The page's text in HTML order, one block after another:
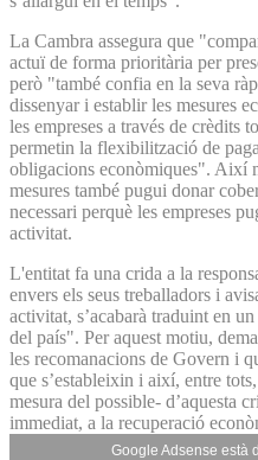
La Cambra assegura que
actuï de forma prioritària per
però "també confia en la seva
dissenyar i establir les mesures
les empreses a través de crèdits
permetin la flexibilització de
obligacions econòmiques". Així
mesures també pugui donar
necessari perquè les empreses
activitat.
L'entitat fa una crida a la
envers els seus treballadors i
activitat, s’acabarà traduint en
del país". Per aquest motiu,
les recomanacions de Govern i
que s’estableixin i així, entre
mesura del possible- d’aquesta
immediat, a la recuperació
Google Adsense està